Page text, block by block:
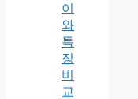
이
와
특
징
비
교